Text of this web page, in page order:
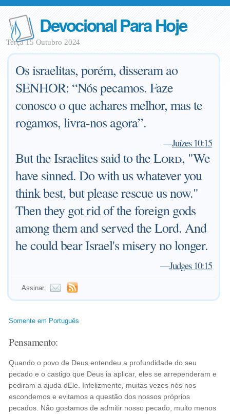
Devocional Para Hoje
Terça 15 Outubro 2024
Os israelitas, porém, disseram ao
SENHOR: “Nós pecamos. Faze
conosco o que achares melhor, mas te
rogamos, livra-nos agora”.
—Juízes 10:15
But the Israelites said to theLord, "We
have sinned. Do with us whatever you
think best, but please rescue us now."
Then they got rid of the foreign gods
among them and served the Lord. And
he could bear Israel's misery no longer.
—Judges 10:15
Assinar:
Somente em Português
Pensamento:
Quando o povo de Deus entendeu a profundidade do seu
pecado e o castigo que Deus ia aplicar, eles se arrependeram e
pediram a ajuda dEle. Infelizmente, muitas vezes nós nos
escondemos e evitamos a questão dos nossos próprios
pecados. Não gostamos de admitir nosso pecado, muito menos